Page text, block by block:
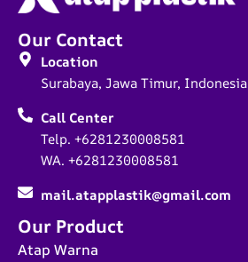
Our Product
Atap Warna
Our Contact
Location
Surabaya, Jawa Timur, Indonesia
Call Center
Telp. +6281230008581
WA. +6281230008581
mail.atapplastik@gmail.com